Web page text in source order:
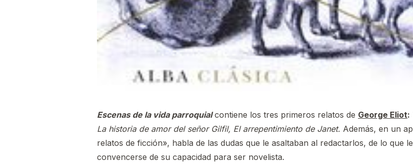
Escenas de la vida parroquialcontiene los tres primeros relatos de George Eliot:
La historia de amor del señor Gilfil, El arrepentimiento de Janet. Además, en un
relatos de ficción», habla de las dudas que le asaltaban al redactarlos, de lo que
convencerse de su capacidad para ser novelista.